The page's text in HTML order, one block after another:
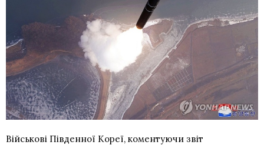
Військові Південної Кореї, коментуючи звіт